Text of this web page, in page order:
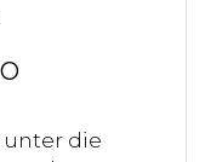
unter die